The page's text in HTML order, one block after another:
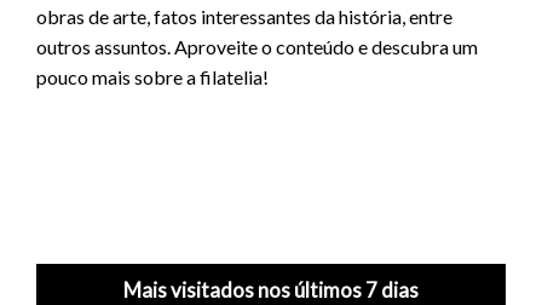
obras de arte, fatos interessantes da história, entre
outros assuntos. Aproveite o conteúdo e descubra um
pouco mais sobre a filatelia!
Mais visitados nos últimos 7 dias